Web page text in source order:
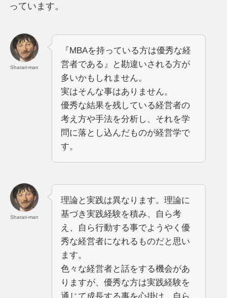
っています。
Sharari-man
『MBAを持っている方は優秀な経
営者である』と勘違いされる方が
多いかもしれません。
実はそんな事はありません。
優秀な結果を残している経営者の
考え方や手法を分析し、それを学
問に落とし込んだものが経営学で
す。
Sharari-man
理論と実践は異なります。理論に
基づき実践経験を積み、自ら考
え、自ら行動する事でようやく優
秀な経営者になれるものだと思い
ます。
色々な経営者と話をする機会があ
りますが、優秀な方は実践経験を